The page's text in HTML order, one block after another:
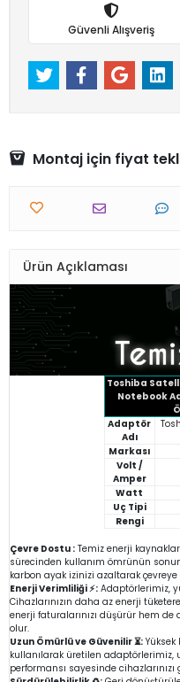
Güvenli Alışveriş
Montaj için fiyat
Ürün Açıklaması
Toshiba
Notebook
Adaptör
Adı
Markası
Volt /
Amper
Watt
Uç Tipi
Rengi
Çevre Dostu : Temiz enerji
sürecinden kullanım ömrünün
karbon ayak izinizi azaltarak çevreye
Enerji Verimliliği ⚡: Adaptörlerimiz,
Cihazlarınızın daha az enerji
enerji faturalarınızı düşürür hem de
olur.
Uzun Ömürlü ve Güvenilir ⏳:
kullanılarak üretilen adaptörlerimiz,
performansı sayesinde